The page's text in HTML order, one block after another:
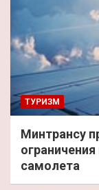
ТУРИЗМ
Минтрансу
самолета